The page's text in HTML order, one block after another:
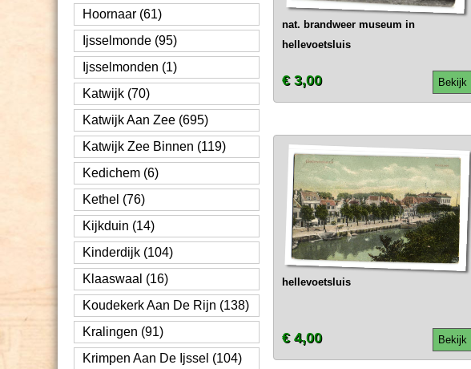
Hoornaar (61)
Ijsselmonde (95)
Ijsselmonden (1)
Katwijk (70)
Katwijk Aan Zee (695)
Katwijk Zee Binnen (119)
Kedichem (6)
Kethel (76)
Kijkduin (14)
Kinderdijk (104)
Klaaswaal (16)
Koudekerk Aan De Rijn (138)
Kralingen (91)
Krimpen Aan De Ijssel (104)
nat. brandweer museum in
hellevoetsluis
Bekijk
€ 3,00
hellevoetsluis
Bekijk
€ 4,00